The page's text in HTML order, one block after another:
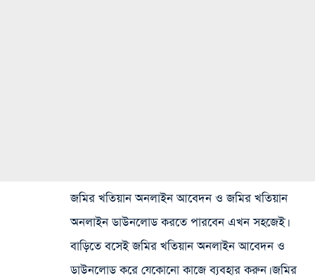
জমির খতিয়ান অনলাইন আবেদন ও জমির খতিয়ান
অনলাইন ডাউনলোড করতে পারবেন এখন সহজেই।
বাড়িতে বসেই জমির খতিয়ান অনলাইন আবেদন ও
ডাউনলোড করে যেকোনো কাজে ব্যবহার করুন। জমির